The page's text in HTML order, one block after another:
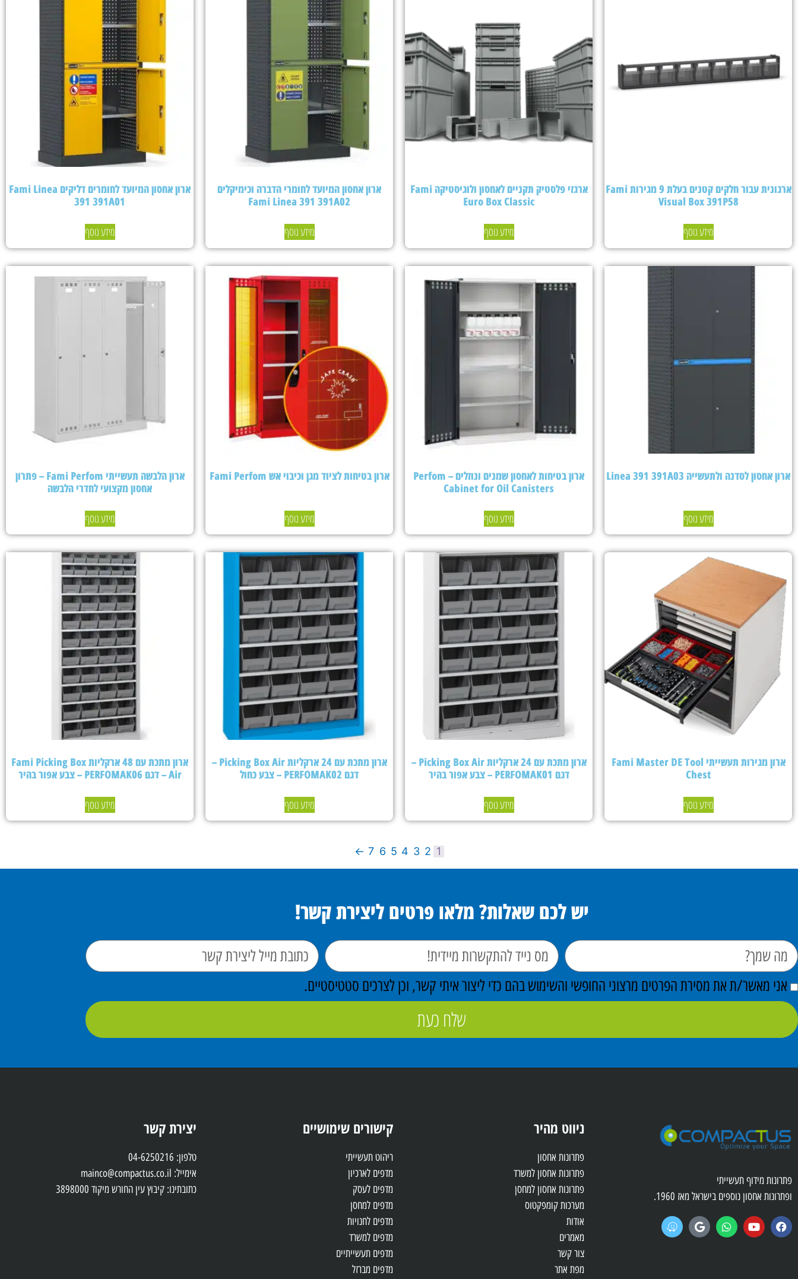
ארגונית עבור חלקים קטנים בעלת 9 מגירות Fami
Visual Box 391P58
מידע נוסף
ארגזי פלסטיק תקניים לאחסון ולוגיסטיקה Fami
Euro Box Classic
מידע נוסף
ארון אחסון המיועד לחומרי הדברה וכימיקלים
Fami Linea 391 391A02
מידע נוסף
ארון אחסון המיועד לחומרים דליקים Fami Linea
391 391A01
מידע נוסף
ארון אחסון לסדנה ולתעשייה Linea 391 391A03
מידע נוסף
ארון בטיחות לאחסון שמנים ונוזלים – Perfom
Cabinet for Oil Canisters
מידע נוסף
ארון בטיחות לציוד מגן וכיבוי אש Fami Perfom
מידע נוסף
ארון הלבשה תעשייתי Fami Perfom – פתרון
אחסון מקצועי לחדרי הלבשה
מידע נוסף
ארון מגירות תעשייתי Fami Master DE Tool
Chest
מידע נוסף
ארון מתכת עם 24 ארקליות Picking Box Air –
דגם PERFOMAK01 – צבע אפור בהיר
מידע נוסף
ארון מתכת עם 24 ארקליות Picking Box Air –
דגם PERFOMAK02 – צבע כחול
מידע נוסף
ארון מתכת עם 48 ארקליות Fami Picking Box
Air – דגם PERFOMAK06 – צבע אפור בהיר
מידע נוסף
1
2
3
4
5
6
7
←
יש לכם שאלות? מלאו פרטים ליצירת קשר!
אני מאשר/ת את מסירת הפרטים מרצוני החופשי והשימוש בהם כדי ליצור איתי קשר, וכן לצרכים סטטיסטיים.
שלח כעת
פתרונות מידוף תעשייתי
ופתרונות אחסון נוספים בישראל מאז 1960.
ניווט מהיר
פתרונות אחסון
פתרונות אחסון למשרד
פתרונות אחסון למחסן
מערכות קומפקטוס
אודות
מאמרים
צור קשר
מפת אתר
קישורים שימושיים
ריהוט תעשייתי
מדפים לארכיון
מדפים לעסק
מדפים למחסן
מדפים לחנויות
מדפים למשרד
מדפים תעשייתיים
מדפים מברזל
יצירת קשר
טלפון: 04-6250216
אימייל: mainco@compactus.co.il
כתובתינו: קיבוץ עין החורש מיקוד 3898000